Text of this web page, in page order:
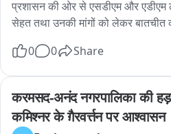
प्रशासन की ओर से एसडीएम और एडीएम
सेहत तथा उनकी मांगों को लेकर बातचीत
मिलने शुक्रवार को एसडीएम और
अधिकारियों ने छात्रों का हालचाल जाना।
सरकार से बातचीत के सवाल पर एसडीएम
0 0 Share
करमसद-अनंद नगरपालिका की
कमिश्नर के ग़ैरवर्त्तन पर आश्वासन